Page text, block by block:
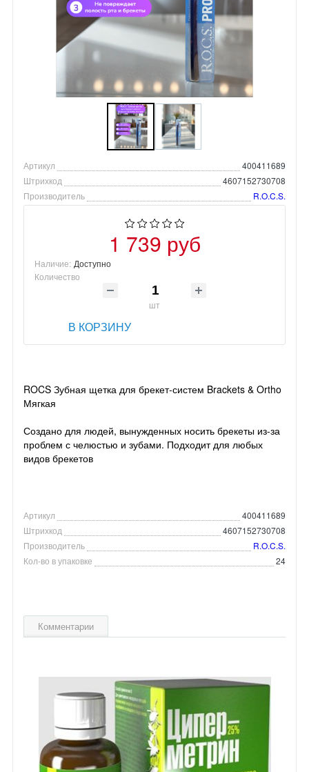
Артикул
400411689
Штрихкод
4607152730708
Производитель
R.O.C.S.
1 739 руб
Наличие: Доступно
Количество
шт
В КОРЗИНУ
ROCS Зубная щетка для брекет-систем Brackets & Ortho
Мягкая
Создано для людей, вынужденных носить брекеты из-за
проблем с челюстью и зубами. Подходит для любых
видов брекетов
Артикул
400411689
Штрихкод
4607152730708
Производитель
R.O.C.S.
Кол-во в упаковке
24
Комментарии